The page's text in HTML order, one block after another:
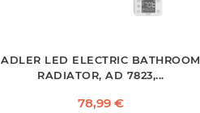
ADLER LED ELECTRIC BATHROOM
RADIATOR, AD 7823,...
Hind
78,99 €